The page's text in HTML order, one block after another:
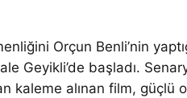
Orçun Benli’nin
Geyikli’de başladı.
kaleme alınan film, güçlü